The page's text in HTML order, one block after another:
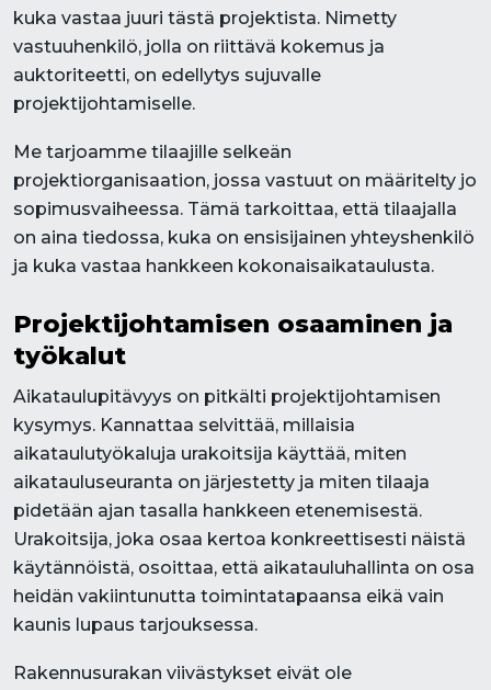
kuka vastaa juuri tästä projektista. Nimetty
vastuuhenkilö, jolla on riittävä kokemus ja
auktoriteetti, on edellytys sujuvalle
projektijohtamiselle.
Me tarjoamme tilaajille selkeän
projektiorganisaation, jossa vastuut on määritelty jo
sopimusvaiheessa. Tämä tarkoittaa, että tilaajalla
on aina tiedossa, kuka on ensisijainen yhteyshenkilö
ja kuka vastaa hankkeen kokonaisaikataulusta.
Projektijohtamisen osaaminen ja
työkalut
Aikataulupitävyys on pitkälti projektijohtamisen
kysymys. Kannattaa selvittää, millaisia
aikataulutyökaluja urakoitsija käyttää, miten
aikatauluseuranta on järjestetty ja miten tilaaja
pidetään ajan tasalla hankkeen etenemisestä.
Urakoitsija, joka osaa kertoa konkreettisesti näistä
käytännöistä, osoittaa, että aikatauluhallinta on osa
heidän vakiintunutta toimintatapaansa eikä vain
kaunis lupaus tarjouksessa.
Rakennusurakan viivästykset eivät ole